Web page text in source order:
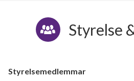
Styrelse
Styrelsemedlemmar